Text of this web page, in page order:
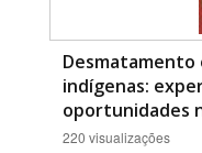
Desmatamento
indígenas:
oportunidades
220 visualizações